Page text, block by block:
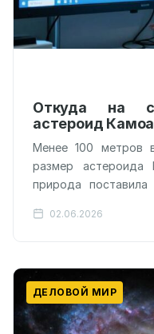
Откуда на
астероид
Менее 100 метров
размер астероида
природа
отправившийся в
02.06.2026
ДЕЛОВОЙ МИР